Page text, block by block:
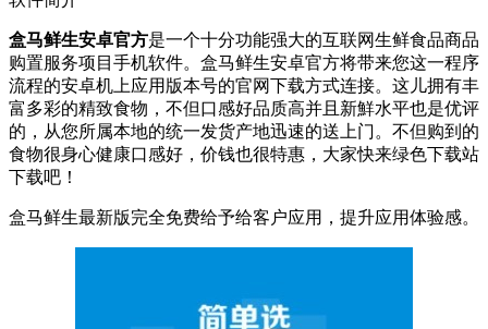
盒马鲜生安卓官方是一个十分功能强大的互联网生鲜食品商品
购置服务项目手机软件。盒马鲜生安卓官方将带来您这一程序
流程的安卓机上应用版本号的官网下载方式连接。这儿拥有丰
富多彩的精致食物，不但口感好品质高并且新鮮水平也是优评
的，从您所属本地的统一发货产地迅速的送上门。不但购到的
食物很身心健康口感好，价钱也很特惠，大家快来绿色下载站
下载吧！
盒马鲜生最新版完全免费给予给客户应用，提升应用体验感。